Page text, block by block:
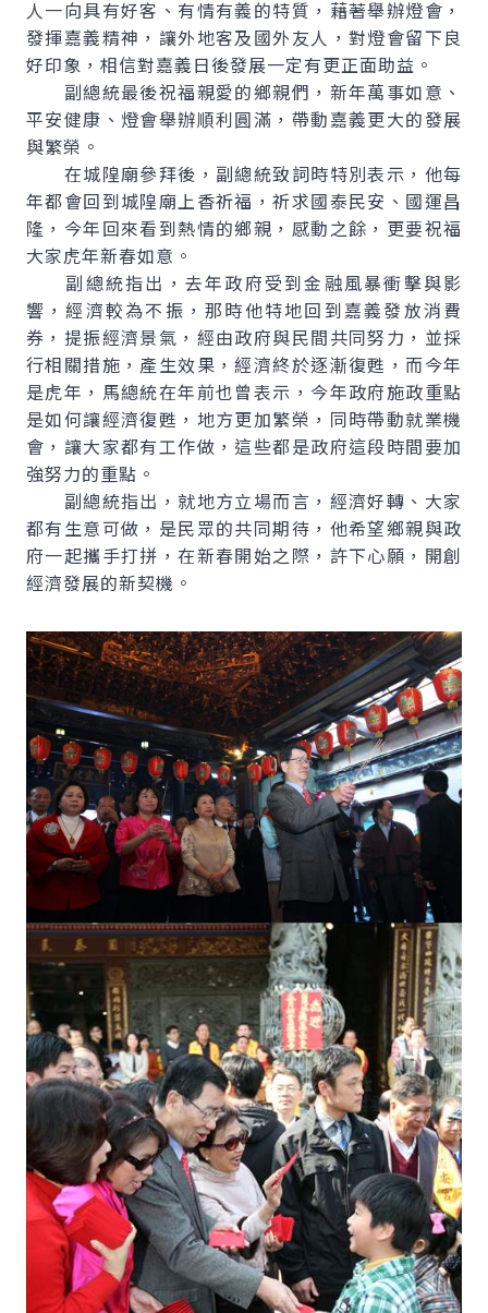
人一向具有好客、有情有義的特質，藉著舉辦燈會，
發揮嘉義精神，讓外地客及國外友人，對燈會留下良
好印象，相信對嘉義日後發展一定有更正面助益。
副總統最後祝福親愛的鄉親們，新年萬事如意、
平安健康、燈會舉辦順利圓滿，帶動嘉義更大的發展
與繁榮。
在城隍廟參拜後，副總統致詞時特別表示，他每
年都會回到城隍廟上香祈福，祈求國泰民安、國運昌
隆，今年回來看到熱情的鄉親，感動之餘，更要祝福
大家虎年新春如意。
副總統指出，去年政府受到金融風暴衝擊與影
響，經濟較為不振，那時他特地回到嘉義發放消費
券，提振經濟景氣，經由政府與民間共同努力，並採
行相關措施，產生效果，經濟終於逐漸復甦，而今年
是虎年，馬總統在年前也曾表示，今年政府施政重點
是如何讓經濟復甦，地方更加繁榮，同時帶動就業機
會，讓大家都有工作做，這些都是政府這段時間要加
強努力的重點。
副總統指出，就地方立場而言，經濟好轉、大家
都有生意可做，是民眾的共同期待，他希望鄉親與政
府一起攜手打拼，在新春開始之際，許下心願，開創
經濟發展的新契機。